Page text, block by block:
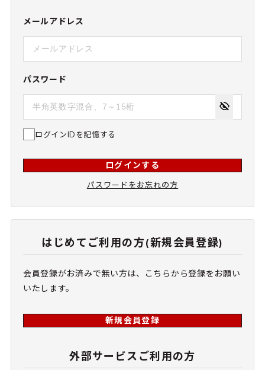
メールアドレス
パスワード
ログインIDを記憶する
ログインする
パスワードをお忘れの方
はじめてご利用の方(新規会員登録)
会員登録がお済みで無い方は、こちらから登録をお願い
いたします。
新規会員登録
外部サービスご利用の方